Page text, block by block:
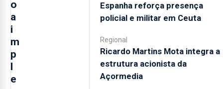
o
a
i
m
p
l
e
Espanha reforça presença
policial e militar em Ceuta
Regional
Ricardo Martins Mota integra a
estrutura acionista da
Açormedia